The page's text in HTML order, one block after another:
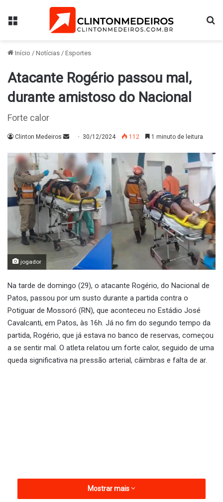
Menu
Início / Notícias / Esportes
Atacante Rogério passou mal,
durante amistoso do Nacional
Forte calor
Clinton Medeiros
Mande
e-
mail
30/12/2024 112 1 minuto de leitura
jogador
Na tarde de domingo (29), o atacante Rogério, do Nacional de
Patos, passou por um susto durante a partida contra o
Potiguar de Mossoró (RN), que aconteceu no Estádio José
Cavalcanti, em Patos, às 16h. Já no fim do segundo tempo da
partida, Rogério, que já estava no banco de reservas, começou
a se sentir mal. O atleta relatou um forte calor, seguido de uma
queda significativa na pressão arterial, câimbras e falta de ar.
Mostrar mais